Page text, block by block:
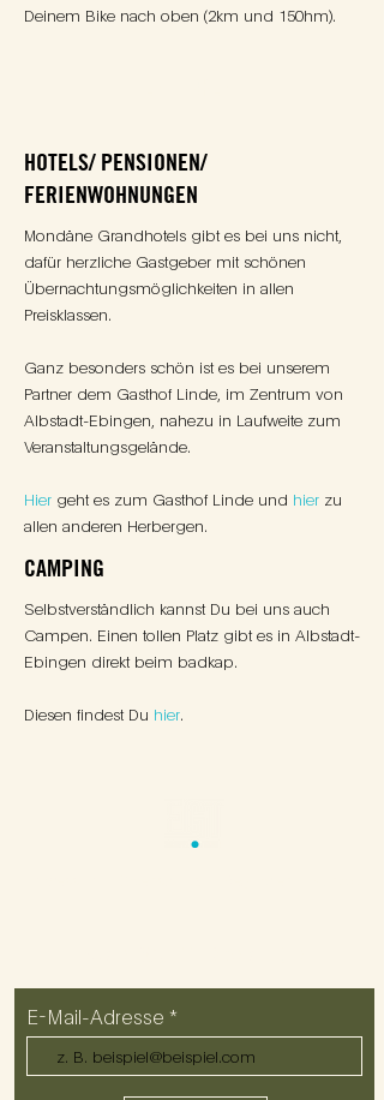
Deinem Bike nach oben (2km und 150hm).
HOTELS/ PENSIONEN/
FERIENWOHNUNGEN
Mondäne Grandhotels gibt es bei uns nicht,
dafür herzliche Gastgeber mit schönen
Übernachtungsmöglichkeiten in allen
Preisklassen.
Ganz besonders schön ist es bei unserem
Partner dem Gasthof Linde, im Zentrum von
Albstadt-Ebingen, nahezu in Laufweite zum
Veranstaltungsgelände.
Hier geht es zum Gasthof Linde und hier zu
allen anderen Herbergen.
CAMPING
Selbstverständlich kannst Du bei uns auch
Campen. Einen tollen Platz gibt es in Albstadt-
Ebingen direkt beim badkap.
Diesen findest Du hier.
E-Mail-Adresse